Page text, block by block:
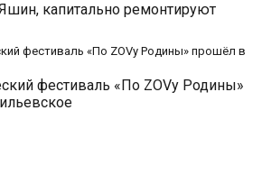
капитально ремонтируют
фестиваль «По ZOVу Родины»